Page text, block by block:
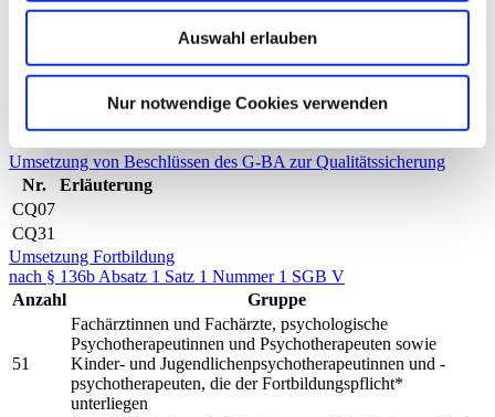
Auswahl erlauben
Nur notwendige Cookies verwenden
Externe Qualitätssicherung nach Landesrecht
Programm (DMP)
Keine Teilnahme
Umsetzung von Beschlüssen des G-BA zur Qualitätssicherung
Nr.
Erläuterung
CQ07
CQ31
Umsetzung Fortbildung
nach § 136b Absatz 1 Satz 1 Nummer 1 SGB V
Anzahl
Gruppe
51
Fachärztinnen und Fachärzte, psychologische
Psychotherapeutinnen und Psychotherapeuten sowie
Kinder- und Jugendlichenpsychotherapeutinnen und -
psychotherapeuten, die der Fortbildungspflicht*
unterliegen